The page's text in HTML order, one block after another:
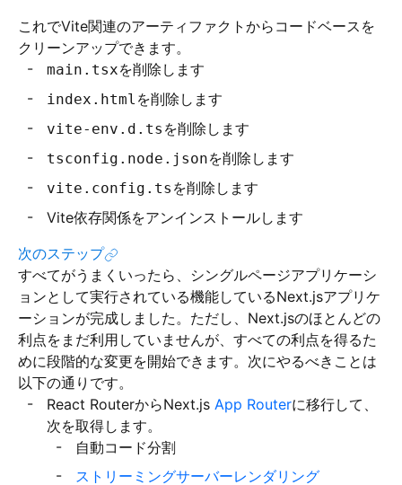
これでVite関連のアーティファクトからコードベースを
クリーンアップできます。
main.tsxを削除します
index.html を削除します
vite-env.d.ts を削除します
tsconfig.node.jsonを削除します
vite.config.ts を削除します
Vite依存関係をアンインストールします
次のステップ
すべてがうまくいったら、シングルページアプリケーシ
ョンとして実行されている機能しているNext.jsアプリケ
ーションが完成しました。ただし、Next.jsのほとんどの
利点をまだ利用していませんが、すべての利点を得るた
めに段階的な変更を開始できます。次にやるべきことは
以下の通りです。
React RouterからNext.js App Routerに移行して、
次を取得します。
自動コード分割
ストリーミングサーバーレンダリング